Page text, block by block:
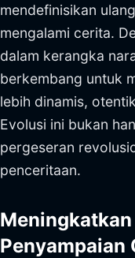
mendefinisikan
mengalami cerita.
dalam kerangka
berkembang untuk
lebih dinamis,
Evolusi ini bukan
pergeseran
penceritaan.
Penyampaian